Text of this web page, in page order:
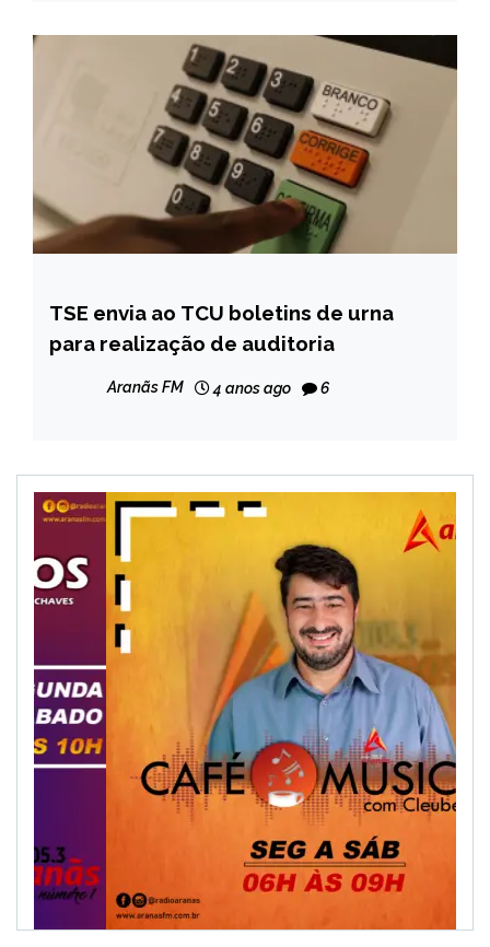
BRASIL
NOTÍCIAS
TSE envia ao TCU boletins de urna
para realização de auditoria
Aranãs FM 4 anos ago 6